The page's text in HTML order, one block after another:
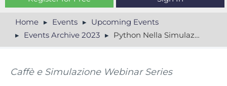
$ (USD)
€ (EUR)
Home Events
Upcoming Events
Events Archive 2023
Python Nella Simulazione
Caffè e Simulazione Webinar Series